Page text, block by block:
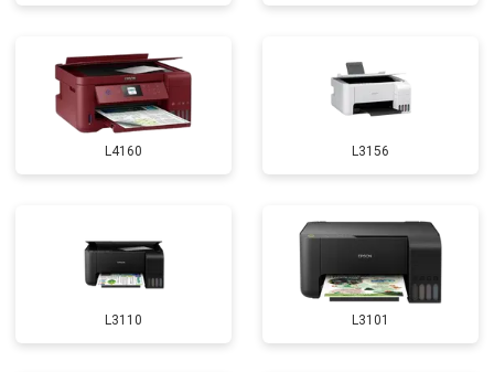
L4160 L3156
L3110 L3101